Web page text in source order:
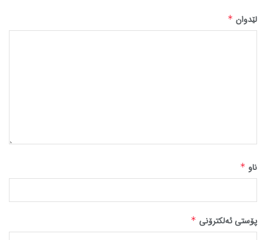
لێدوان *
ناو *
پۆستی ئەلکترۆنی *